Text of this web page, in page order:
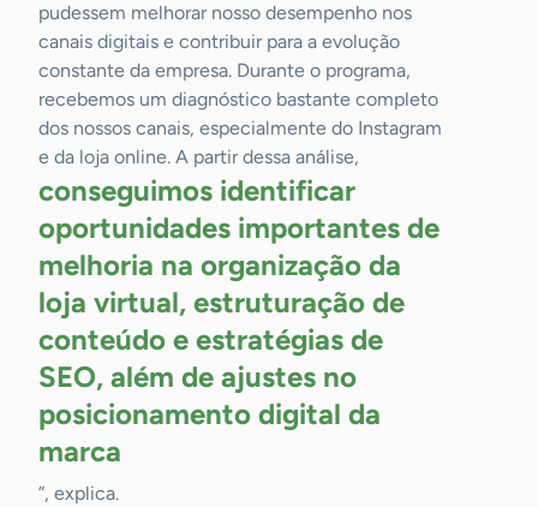
pudessem melhorar nosso desempenho nos
canais digitais e contribuir para a evolução
constante da empresa. Durante o programa,
recebemos um diagnóstico bastante completo
dos nossos canais, especialmente do Instagram
e da loja online. A partir dessa análise,
conseguimos identificar
oportunidades importantes de
melhoria na organização da
loja virtual, estruturação de
conteúdo e estratégias de
SEO, além de ajustes no
posicionamento digital da
marca
”, explica.